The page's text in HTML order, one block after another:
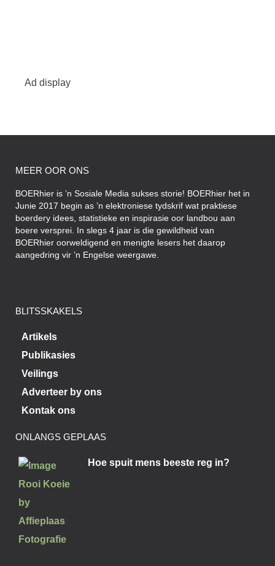
Ad display
MEER OOR ONS
BOERhier is ’n Sosiale Media sukses storie! BOERhier het in
Junie 2017 begin as ’n elektroniese tydskrif wat praktiese
boerdery idees, statistieke en inspirasie oor landbou aan
boere versprei. In slegs 4 jaar is die gewildheid van
BOERhier oorweldigend en menigte lesers het daarop
aangedring vir ’n Engelse weergawe.
BLITSSKAKELS
Artikels
Publikasies
Veilings
Adverteer by ons
Kontak ons
ONLANGS GEPLAAS
Hoe spuit mens beeste reg in?